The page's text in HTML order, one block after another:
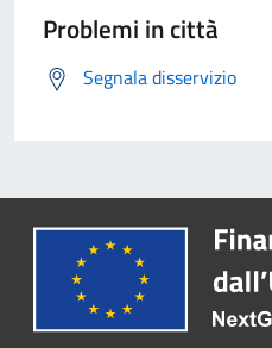
Problemi in città
Segnala disservizio